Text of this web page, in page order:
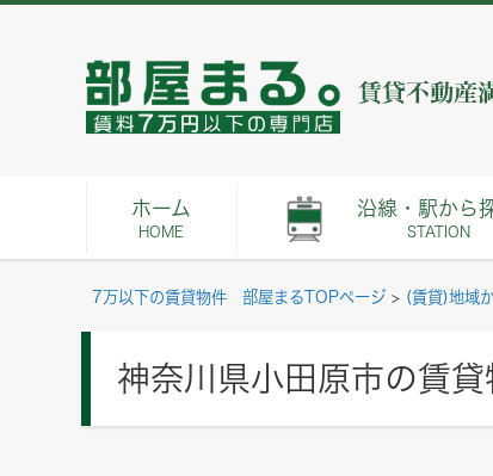
ホーム
HOME
沿線・駅から
STATION
7万以下の賃貸物件 部屋まるTOPページ > (賃貸)地域
神奈川県小田原市の賃貸